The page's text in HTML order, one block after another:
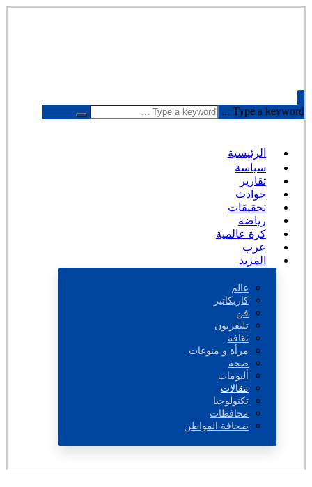
Type a keyword ...
الرئيسية
سياسة
تقارير
حوادث
تحقيقات
رياضة
كرة عالمية
عرب
المزيد
عالم
كاريكاتير
فن
تليفزيون
ثقافة
مرأة و منوعات
صحة
ألبومات
مقالات
تكنولوجيا
محافظات
صحافة المواطن